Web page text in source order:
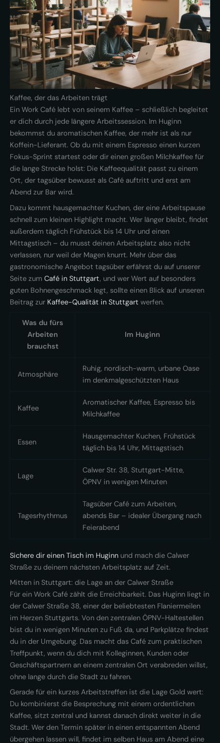
Kaffee, der das Arbeiten trägt
Ein Work Café lebt von seinem Kaffee – schließlich begleitet
er dich durch jede längere Arbeitssession. Im Huginn
bekommst du aromatischen Kaffee, der mehr ist als nur
Koffein-Lieferant. Ob du mit einem Espresso einen kurzen
Fokus-Sprint startest oder dir einen großen Milchkaffee für
die lange Strecke holst: Die Kaffeequalität passt zu einem
Ort, der tagsüber bewusst als Café auftritt und erst am
Abend zur Bar wird.
Dazu kommt hausgemachter Kuchen, der eine Arbeitspause
schnell zum kleinen Highlight macht. Wer länger bleibt, findet
außerdem täglich Frühstück bis 14 Uhr und einen
Mittagstisch – du musst deinen Arbeitsplatz also nicht
verlassen, nur weil der Magen knurrt. Mehr über das
gastronomische Angebot tagsüber erfährst du auf unserer
Seite zum Café in Stuttgart, und wer Wert auf besonders
guten Bohnengeschmack legt, sollte einen Blick auf unseren
Beitrag zur Kaffee-Qualität in Stuttgart werfen.
Was du fürs
Arbeiten
brauchst
Im Huginn
Atmosphäre
Ruhig, nordisch-warm, urbane Oase
im denkmalgeschützten Haus
Kaffee
Aromatischer Kaffee, Espresso bis
Milchkaffee
Essen
Hausgemachter Kuchen, Frühstück
täglich bis 14 Uhr, Mittagstisch
Lage
Calwer Str. 38, Stuttgart-Mitte,
ÖPNV in wenigen Minuten
Tagesrhythmus
Tagsüber Café zum Arbeiten,
abends Bar – idealer Übergang nach
Feierabend
Sichere dir einen Tisch im Huginn und mach die Calwer
Straße zu deinem nächsten Arbeitsplatz auf Zeit.
Mitten in Stuttgart: die Lage an der Calwer Straße
Für ein Work Café zählt die Erreichbarkeit. Das Huginn liegt in
der Calwer Straße 38, einer der beliebtesten Flaniermeilen
im Herzen Stuttgarts. Von den zentralen ÖPNV-Haltestellen
bist du in wenigen Minuten zu Fuß da, und Parkplätze findest
du in der Umgebung. Das macht das Café zum praktischen
Treffpunkt, wenn du dich mit Kolleginnen, Kunden oder
Geschäftspartnern an einem zentralen Ort verabreden willst,
ohne lange durch die Stadt zu fahren.
Gerade für ein kurzes Arbeitstreffen ist die Lage Gold wert:
Du kombinierst die Besprechung mit einem ordentlichen
Kaffee, sitzt zentral und kannst danach direkt weiter in die
Stadt. Wer den Termin später in einen entspannten Abend
übergehen lassen will, findet im selben Haus am Abend eine